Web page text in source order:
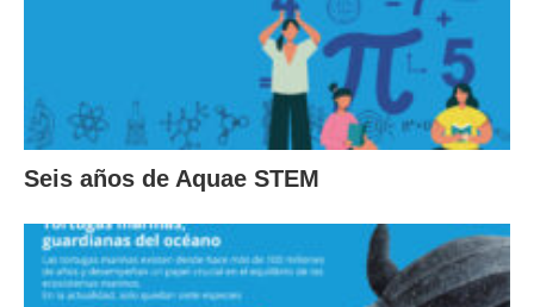
Seis años de Aquae STEM